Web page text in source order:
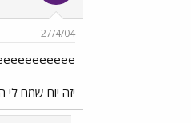
27/4/04
יזה יום שמח לי